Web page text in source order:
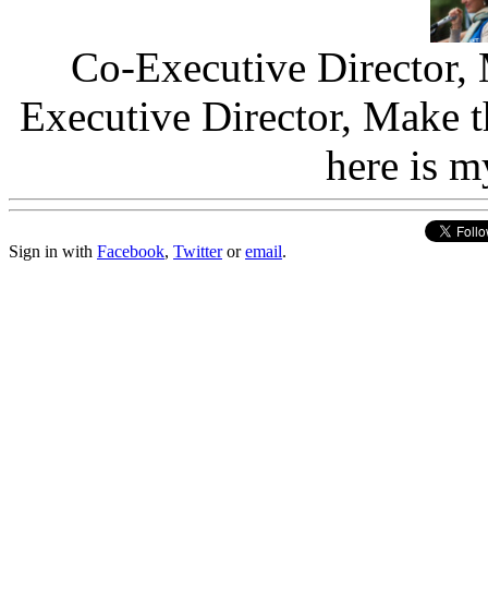
Co-Executive Director,
Executive Director, Make
here is
Sign in with Facebook, Twitteroremail.